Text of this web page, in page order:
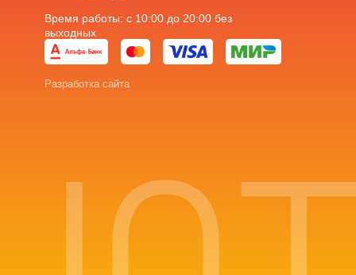
Разработка сайта
Время работы: с 10:00 до 20:00 без
выходных